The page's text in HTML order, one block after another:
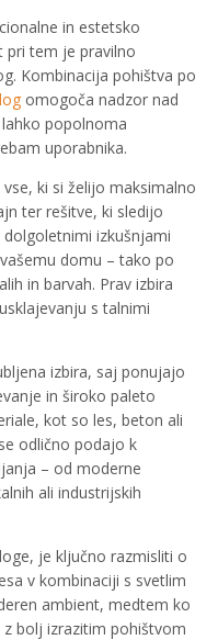
in estetsko
pri tem je pravilno
Kombinacija pohištva po
omogoča nadzor nad
popolnoma
uporabnika.
ki si želijo maksimalno
ter rešitve, ki sledijo
izkušnjami
domu – tako po
in barvah. Prav izbira
s talnimi
izbira, saj ponujajo
in široko paleto
kot so les, beton ali
odlično podajo k
– od moderne
ali industrijskih
je ključno razmisliti o
v kombinaciji s svetlim
ambient, medtem ko
bolj izrazitim pohištvom